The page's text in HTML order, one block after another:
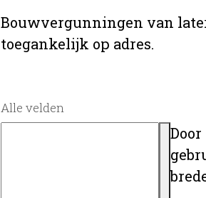
Bouwvergunningen van
toegankelijk op adres.
Alle velden